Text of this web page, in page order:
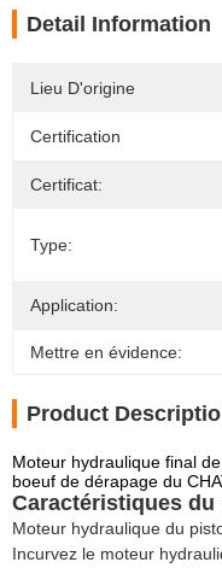
Detail Information
Lieu D'origine
Certification
Certificat:
Type:
Application:
Mettre en évidence:
Product
Moteur hydraulique final
boeuf de dérapage du
Caractéristiques du
Moteur hydraulique du
Incurvez le moteur